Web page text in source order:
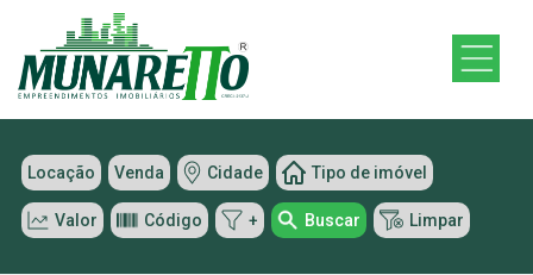
Locação Venda Cidade Tipo de imóvel
Valor Código + Buscar Limpar